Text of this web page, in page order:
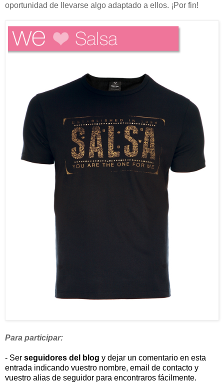
oportunidad de llevarse algo adaptado a ellos. ¡Por fin!
Para participar:
- Ser seguidores del blog y dejar un comentario en esta
entrada indicando vuestro nombre, email de contacto y
vuestro alias de seguidor para encontraros fácilmente.